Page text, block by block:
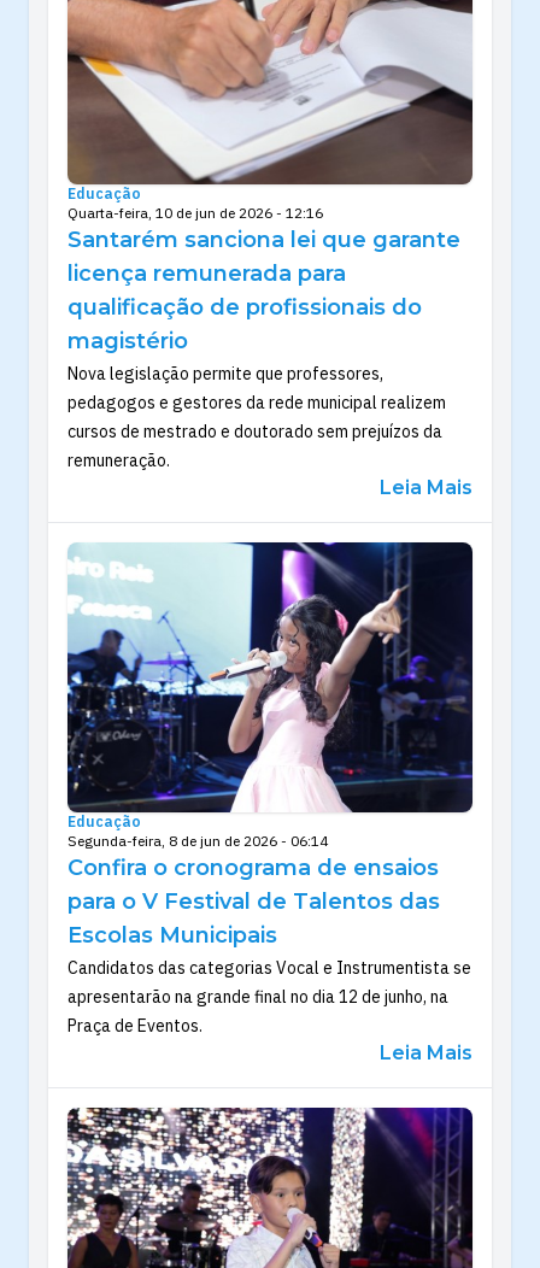
Educação
Quarta-feira, 10 de jun de 2026 - 12:16
Santarém sanciona lei que garante
licença remunerada para
qualificação de profissionais do
magistério
Nova legislação permite que professores,
pedagogos e gestores da rede municipal realizem
cursos de mestrado e doutorado sem prejuízos da
remuneração.
Leia Mais
Educação
Segunda-feira, 8 de jun de 2026 - 06:14
Confira o cronograma de ensaios
para o V Festival de Talentos das
Escolas Municipais
Candidatos das categorias Vocal e Instrumentista se
apresentarão na grande final no dia 12 de junho, na
Praça de Eventos.
Leia Mais